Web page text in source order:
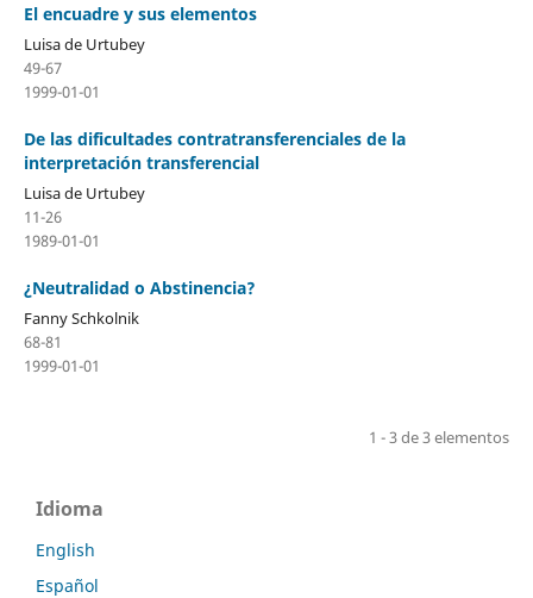
El encuadre y sus elementos
Luisa de Urtubey
49-67
1999-01-01
De las dificultades contratransferenciales de la
interpretación transferencial
Luisa de Urtubey
11-26
1989-01-01
¿Neutralidad o Abstinencia?
Fanny Schkolnik
68-81
1999-01-01
1 - 3 de 3 elementos
Idioma
English
Español